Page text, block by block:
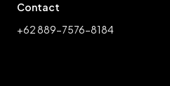
Contact
+62 889-7576-8184